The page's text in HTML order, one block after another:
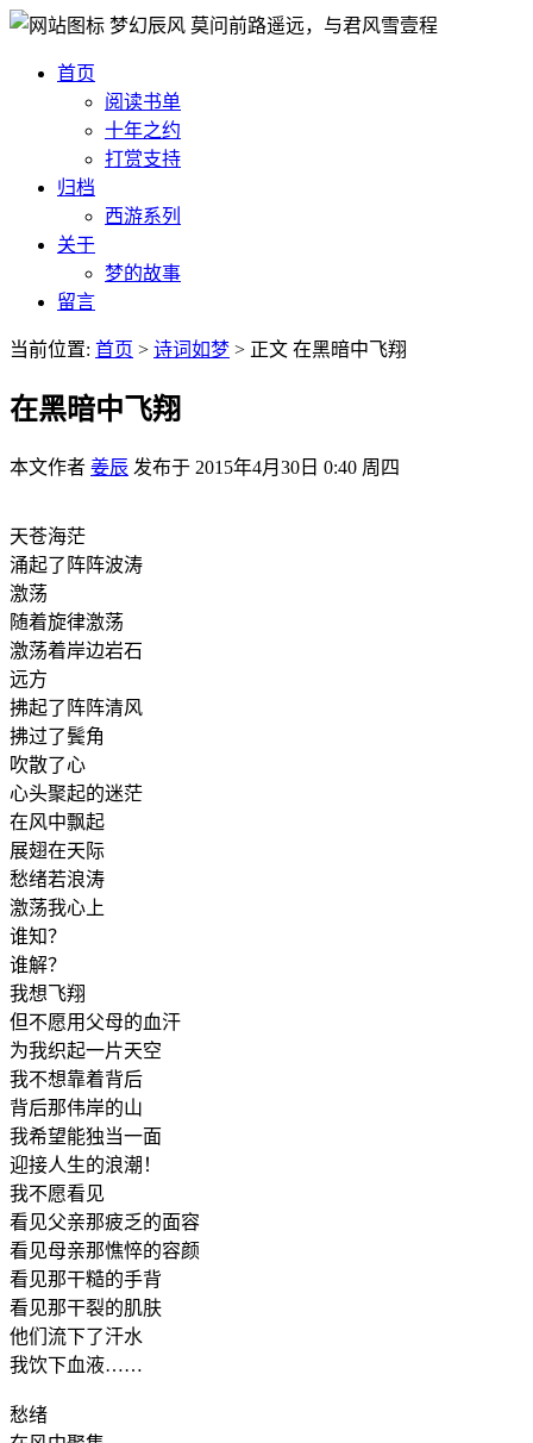
梦幻辰风 莫问前路遥远，与君风雪壹程
首页
阅读书单
十年之约
打赏支持
归档
西游系列
关于
梦的故事
留言
当前位置: 首页 > 诗词如梦 > 正文 在黑暗中飞翔
在黑暗中飞翔
本文作者 姜辰 发布于 2015年4月30日 0:40 周四
天苍海茫
涌起了阵阵波涛
激荡
随着旋律激荡
激荡着岸边岩石
远方
拂起了阵阵清风
拂过了鬓角
吹散了心
心头聚起的迷茫
在风中飘起
展翅在天际
愁绪若浪涛
激荡我心上
谁知？
谁解？
我想飞翔
但不愿用父母的血汗
为我织起一片天空
我不想靠着背后
背后那伟岸的山
我希望能独当一面
迎接人生的浪潮！
我不愿看见
看见父亲那疲乏的面容
看见母亲那憔悴的容颜
看见那干糙的手背
看见那干裂的肌肤
他们流下了汗水
我饮下血液……
愁绪